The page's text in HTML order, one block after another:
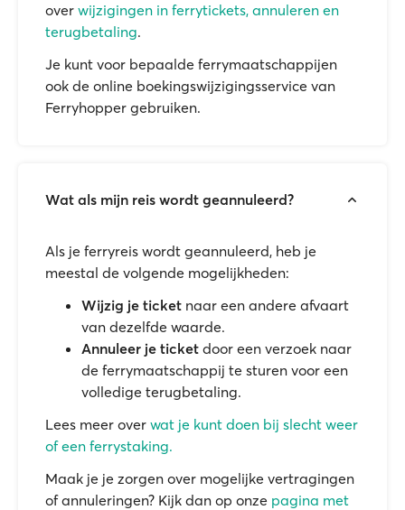
over wijzigingen in ferrytickets, annuleren en
terugbetaling.
Je kunt voor bepaalde ferrymaatschappijen
ook de online boekingswijzigingsservice van
Ferryhopper gebruiken.
Wat als mijn reis wordt geannuleerd?
Als je ferryreis wordt geannuleerd, heb je
meestal de volgende mogelijkheden:
Wijzig je ticket naar een andere afvaart
van dezelfde waarde.
Annuleer je ticket door een verzoek naar
de ferrymaatschappij te sturen voor een
volledige terugbetaling.
Lees meer over wat je kunt doen bij slecht weer
of een ferrystaking.
Maak je je zorgen over mogelijke vertragingen
of annuleringen? Kijk dan op onze pagina met